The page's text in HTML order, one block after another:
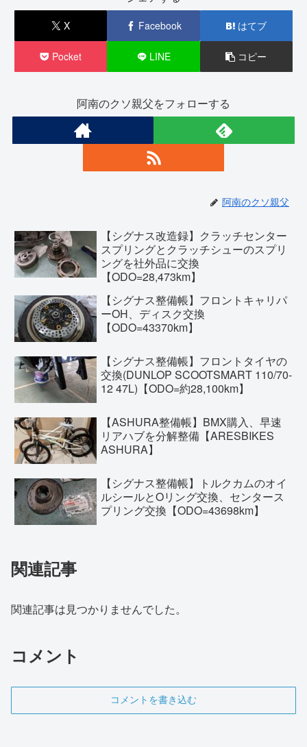
X Facebook はてブ
Pocket LINE コピー
阿南のクソ親父をフォローする
阿南のクソ親父
【シグナス改造録】クラッチセンター
スプリングとクラッチシューのスプリ
ングを社外品に交換
【ODO=28,473km】
【シグナス整備帳】フロントキャリパ
ーOH、ディスク交換
【ODO=43370km】
【シグナス整備帳】フロントタイヤの
交換(DUNLOP SCOOTSMART 110/70-
12 47L)【ODO=約28,100km】
【ASHURA整備帳】BMX購入、早速
リアハブを分解整備【ARESBIKES
ASHURA】
【シグナス整備帳】トルクカムのオイ
ルシールとOリング交換、センタース
プリング交換【ODO=43698km】
関連記事
関連記事は見つかりませんでした。
コメント
コメントを書き込む